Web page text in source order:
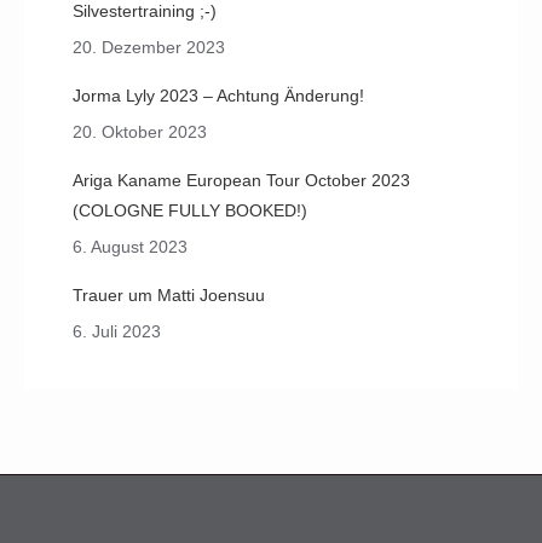
Silvestertraining ;-)
20. Dezember 2023
Jorma Lyly 2023 – Achtung Änderung!
20. Oktober 2023
Ariga Kaname European Tour October 2023
(COLOGNE FULLY BOOKED!)
6. August 2023
Trauer um Matti Joensuu
6. Juli 2023